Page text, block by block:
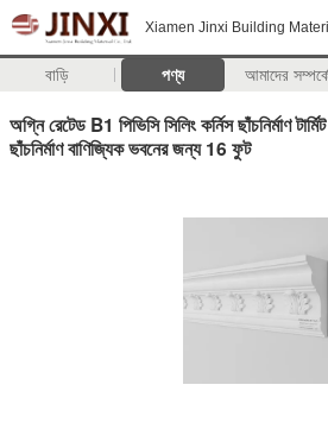
Xiamen Jinxi Building
বাড়ি পণ্য আমাদের
অগ্নি রেটেড B1 পিভিসি সিলিং কর্নিস ছাঁচনির্মাণ
ছাঁচনির্মাণ বাণিজ্যিক ভবনের জন্য 16 ফুট